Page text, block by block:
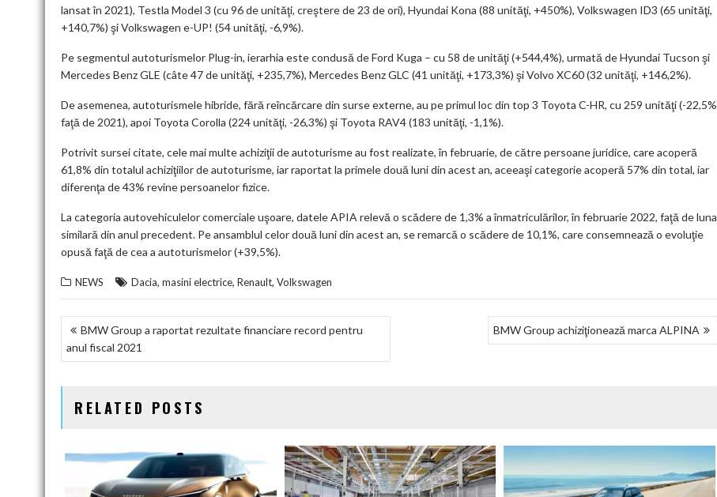
lansat în 2021), Testla Model 3 (cu 96 de unităţi, creştere de 23 de ori), Hyundai Kona (88 unităţi, +450%), Volkswagen ID3 (65 unităţi,
+140,7%) şi Volkswagen e-UP! (54 unităţi, -6,9%).
Pe segmentul autoturismelor Plug-in, ierarhia este condusă de Ford Kuga – cu 58 de unităţi (+544,4%), urmată de Hyundai Tucson şi
Mercedes Benz GLE (câte 47 de unităţi, +235,7%), Mercedes Benz GLC (41 unităţi, +173,3%) şi Volvo XC60 (32 unităţi, +146,2%).
De asemenea, autoturismele hibride, fără reîncărcare din surse externe, au pe primul loc din top 3 Toyota C-HR, cu 259 unităţi (-22,5%
faţă de 2021), apoi Toyota Corolla (224 unităţi, -26,3%) şi Toyota RAV4 (183 unităţi, -1,1%).
Potrivit sursei citate, cele mai multe achiziţii de autoturisme au fost realizate, în februarie, de către persoane juridice, care acoperă
61,8% din totalul achiziţiilor de autoturisme, iar raportat la primele două luni din acest an, aceeaşi categorie acoperă 57% din total, iar
diferenţa de 43% revine persoanelor fizice.
La categoria autovehiculelor comerciale uşoare, datele APIA relevă o scădere de 1,3% a înmatriculărilor, în februarie 2022, faţă de luna
similară din anul precedent. Pe ansamblul celor două luni din acest an, se remarcă o scădere de 10,1%, care consemnează o evoluţie
opusă faţă de cea a autoturismelor (+39,5%).
NEWS Dacia, masini electrice, Renault, Volkswagen
NAVIGARE
ÎN
BMW Group a raportat rezultate financiare record pentru
anul fiscal 2021
BMW Group achiziţionează marca ALPINA
RELATED POSTS